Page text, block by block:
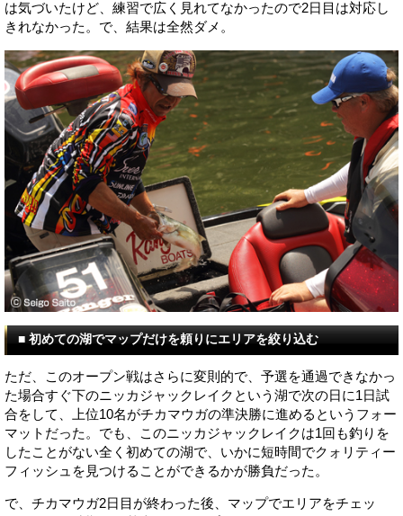
は気づいたけど、練習で広く見れてなかったので2日目は対応し
きれなかった。で、結果は全然ダメ。
■ 初めての湖でマップだけを頼りにエリアを絞り込む
ただ、このオープン戦はさらに変則的で、予選を通過できなかっ
た場合すぐ下のニッカジャックレイクという湖で次の日に1日試
合をして、上位10名がチカマウガの準決勝に進めるというフォー
マットだった。でも、このニッカジャックレイクは1回も釣りを
したことがない全く初めての湖で、いかに短時間でクォリティー
フィッシュを見つけることができるかが勝負だった。
で、チカマウガ2日目が終わった後、マップでエリアをチェッ